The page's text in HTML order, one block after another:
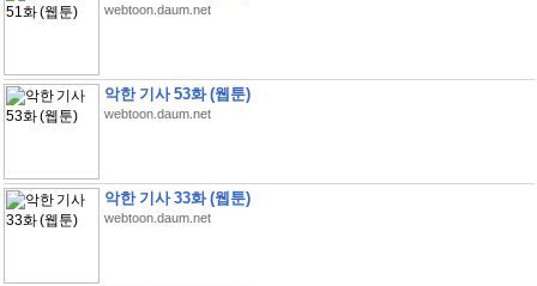
webtoon.daum.net
악한 기사 53화 (웹툰)
webtoon.daum.net
악한 기사 33화 (웹툰)
webtoon.daum.net